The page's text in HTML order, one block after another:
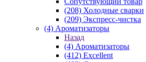
(208) Холодные сварки
(209) Экспреcс-чистка
(4) Ароматизаторы
Назад
(4) Ароматизаторы
(412) Excellent